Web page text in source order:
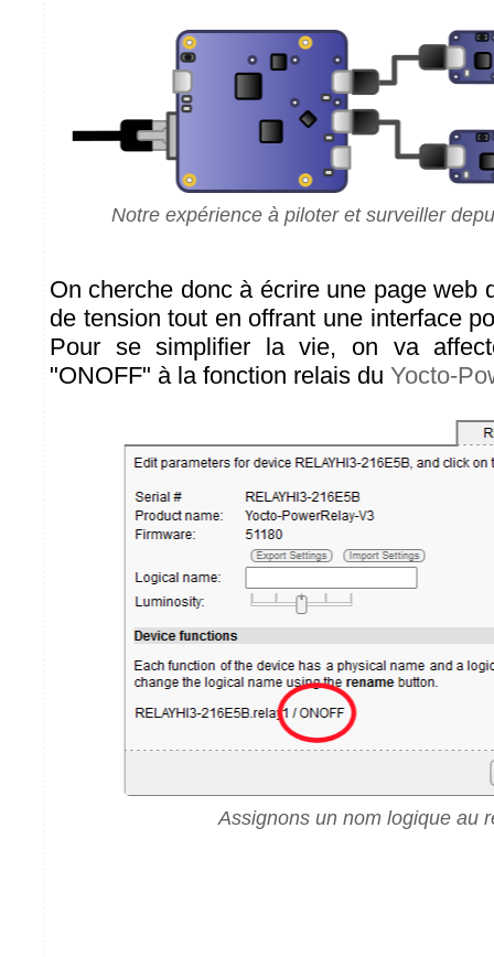
Notre expérience à piloter et surveiller
On cherche donc à écrire une page web
de tension tout en offrant une interface
Pour se simplifier la vie, on va
"ONOFF" à la fonction relais du Yocto-
Assignons un nom logique au